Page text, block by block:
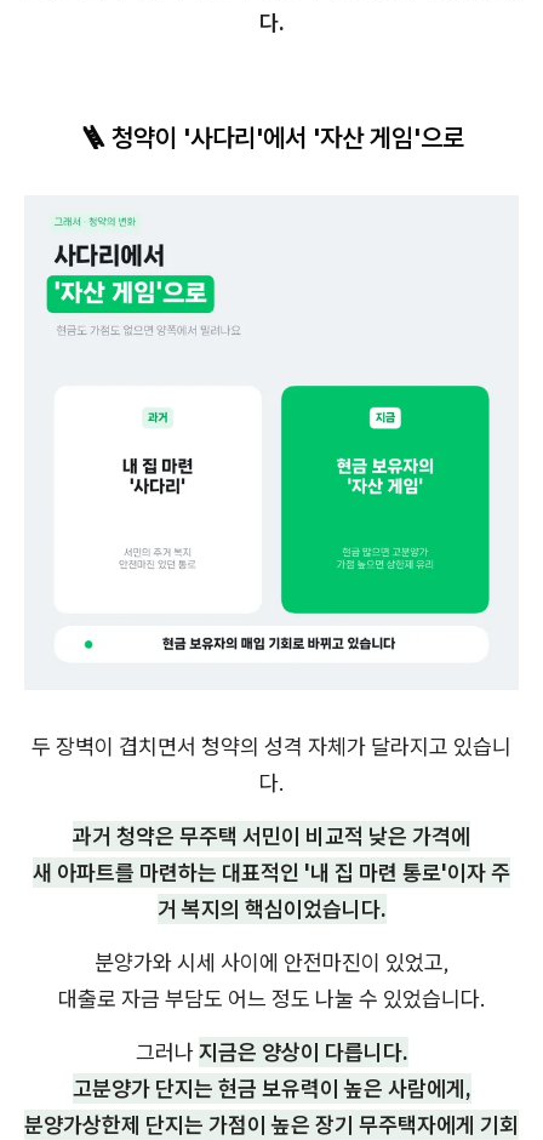
다.
🪜 청약이 '사다리'에서 '자산 게임'으로
두 장벽이 겹치면서 청약의 성격 자체가 달라지고 있습니
다.
과거 청약은 무주택 서민이 비교적 낮은 가격에
새 아파트를 마련하는 대표적인 '내 집 마련 통로'이자 주
거 복지의 핵심이었습니다.
분양가와 시세 사이에 안전마진이 있었고,
대출로 자금 부담도 어느 정도 나눌 수 있었습니다.
그러나지금은 양상이 다릅니다.
고분양가 단지는 현금 보유력이 높은 사람에게,
분양가상한제 단지는 가점이 높은 장기 무주택자에게 기회